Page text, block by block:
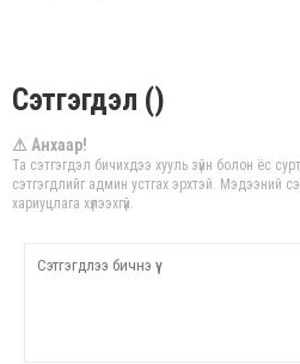
Сэтгэгдэл ()
⚠ Анхаар!
Та сэтгэгдэл бичихдээ хууль зүйн болон ёс
сэтгэгдлийг админ устгах эрхтэй. Мэдээний
хариуцлага хүлээхгүй.